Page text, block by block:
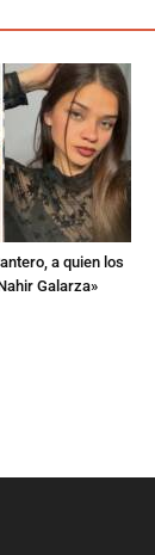
a quien los
Galarza»